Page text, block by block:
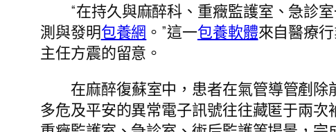
“在持久與麻醉科、重癥監護室、急診
測與發明包養網 。”這一包養軟體來自醫療
主任方震的留意。
在麻醉復蘇室中，患者在氣管導管剷除
多危及平安的異常電子訊號往往藏匿于兩